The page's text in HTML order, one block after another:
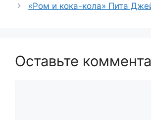
«Ром и кока-кола» Пита
Оставьте